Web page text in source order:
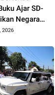
Ajar SD-
Negara
Referensi
2026